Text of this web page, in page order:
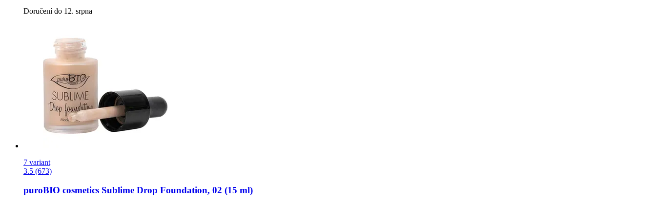
Doručení do 12. srpna
7 variant
3.5 (673)
puroBIO cosmetics Sublime Drop Foundation, 02 (15 ml)